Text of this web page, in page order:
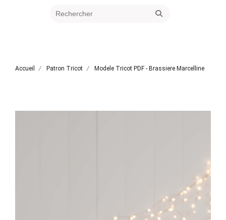
Accueil Patron Tricot Modele Tricot PDF - Brassiere Marcelline